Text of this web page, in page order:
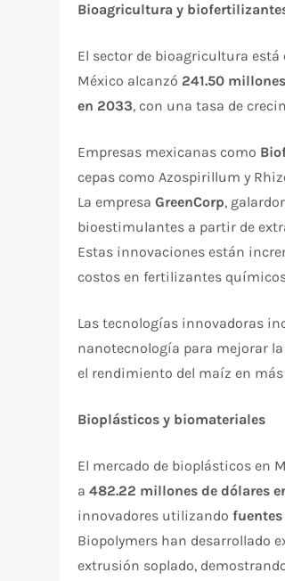
Bioagricultura y
El sector de bioagricultura
México alcanzó 241.50
en 2033, con una tasa de
Empresas mexicanas como
cepas como Azospirillum y
La empresaGreenCorp,
bioestimulantes a partir de
Estas innovaciones están
costos en fertilizantes
Las tecnologías innovadoras
nanotecnología para mejorar
el rendimiento del maíz en
Bioplásticos y biomateriales
El mercado de bioplásticos en
a482.22 millones de dólares
innovadores utilizando
Biopolymers han desarrollado
extrusión soplado,